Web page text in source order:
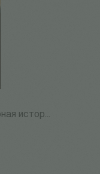
истор...